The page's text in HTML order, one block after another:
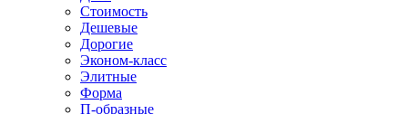
Стоимость
Дешевые
Дорогие
Эконом-класс
Элитные
Форма
П-образные